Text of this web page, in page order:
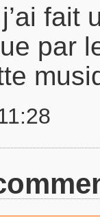
j’ai fait
par